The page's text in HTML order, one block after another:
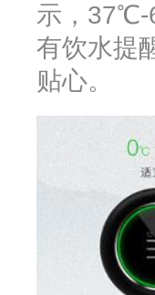
示，37℃-
有饮水提
贴心。